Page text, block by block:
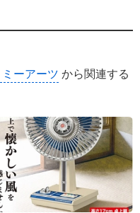
ーアーツ から関連する